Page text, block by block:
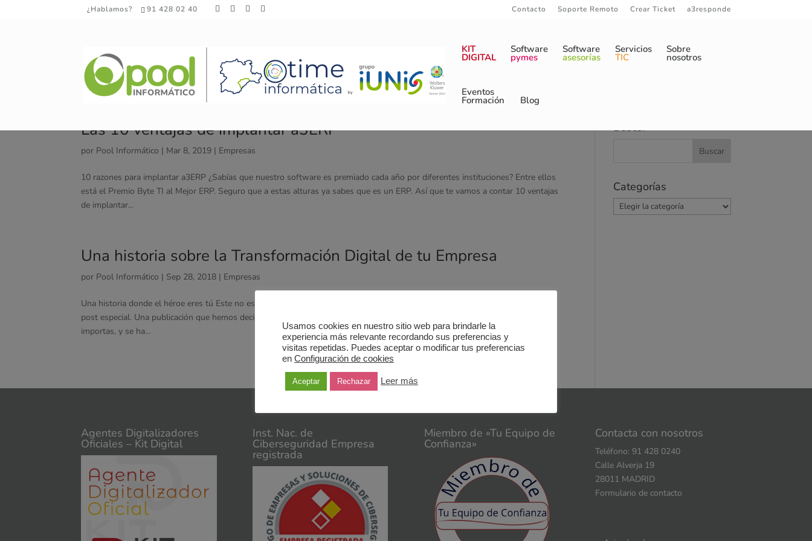
¿Hablamos? 91 428 02 40 Contacto Soporte Remoto Crear Ticket a3responde
KIT
DIGITAL
Software
pymes
Software
asesorías
Servicios
TIC
Sobre
nosotros
Eventos
Formación Blog
Las 10 ventajas de implantar a3ERP
por Pool Informático | Mar 8, 2019 | Empresas
10 razones para implantar a3ERP ¿Sabías que nuestro software es premiado cada año por diferentes instituciones? Entre ellos
está el Premio Byte TI al Mejor ERP. Seguro que a estas alturas ya sabes que es un ERP. Así que te vamos a contar 10 ventajas
de implantar...
Una historia sobre la Transformación Digital de tu Empresa
por Pool Informático | Sep 28, 2018 | Empresas
Una historia donde el héroe eres tú Este no es un post al que estás acostumbrado como lector/a de nuestro blog. Este es un
post especial. Una publicación que hemos decidido compartir ahora, dejando el calendario de contenidos a un lado, porque nos
importas, y se ha...
Buscar
Categorías
Categorías
Agentes Digitalizadores
Oficiales – Kit Digital
Inst. Nac. de
Ciberseguridad Empresa
registrada
Miembro de «Tu Equipo de
Confianza»
Contacta con nosotros
Teléfono: 91 428 0240
Calle Alverja 19
28011 MADRID
Formulario de contacto
Usamos cookies en nuestro sitio web para brindarle la
experiencia más relevante recordando sus preferencias y
visitas repetidas. Puedes aceptar o modificar tus preferencias
en Configuración de cookies
Aceptar Rechazar Leer más